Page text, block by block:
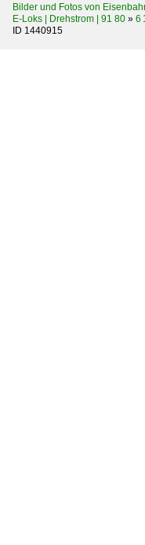
Bilder und Fotos von
E-Loks | Drehstrom | 91 80 » 6
ID 1440915